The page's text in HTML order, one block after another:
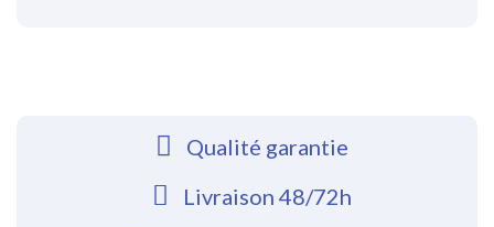
Qualité garantie
Livraison 48/72h